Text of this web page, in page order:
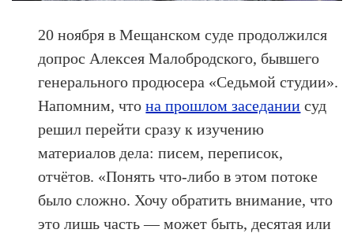
20 ноября в Мещанском суде продолжился
допрос Алексея Малобродского, бывшего
генерального продюсера «Седьмой студии».
Напомним, чтона прошлом заседании суд
решил перейти сразу к изучению
материалов дела: писем, переписок,
отчётов. «Понять что-либо в этом потоке
было сложно. Хочу обратить внимание, что
это лишь часть — может быть, десятая или